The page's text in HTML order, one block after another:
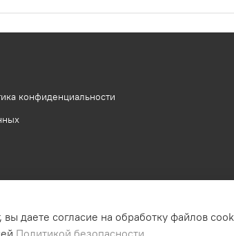
конфиденциальности
даете согласие на обработку файлов